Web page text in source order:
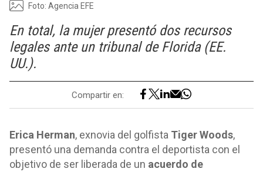
Foto: Agencia EFE
En total, la mujer presentó dos recursos
legales ante un tribunal de Florida (EE.
UU.).
Compartir en:
Erica Herman, exnovia del golfista Tiger Woods,
presentó una demanda contra el deportista con el
objetivo de ser liberada de un acuerdo de